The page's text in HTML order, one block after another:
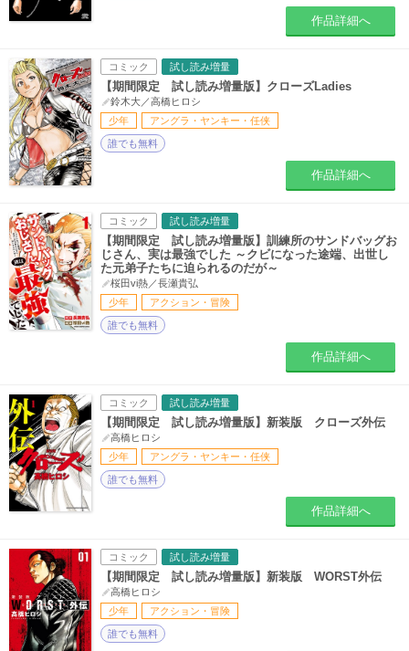
作品詳細へ
コミック 試し読み増量
【期間限定 試し読み増量版】クローズLadies
鈴木大／高橋ヒロシ
少年
アングラ・ヤンキー・任侠
誰でも無料
作品詳細へ
コミック 試し読み増量
【期間限定 試し読み増量版】訓練所のサンドバッグお
じさん、実は最強でした ～クビになった途端、出世し
た元弟子たちに迫られるのだが～
桜田vi熱／長瀬貴弘
少年
アクション・冒険
誰でも無料
作品詳細へ
コミック 試し読み増量
【期間限定 試し読み増量版】新装版 クローズ外伝
高橋ヒロシ
少年
アングラ・ヤンキー・任侠
誰でも無料
作品詳細へ
コミック 試し読み増量
【期間限定 試し読み増量版】新装版 WORST外伝
高橋ヒロシ
少年
アクション・冒険
誰でも無料